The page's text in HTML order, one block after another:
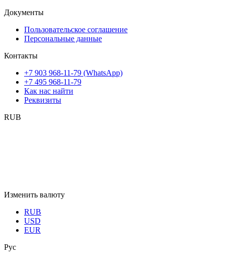
Документы
Пользовательское соглашение
Персональные данные
Контакты
+7 903 968-11-79 (WhatsApp)
+7 495 968-11-79
Как нас найти
Реквизиты
RUB
Изменить валюту
RUB
USD
EUR
Рус